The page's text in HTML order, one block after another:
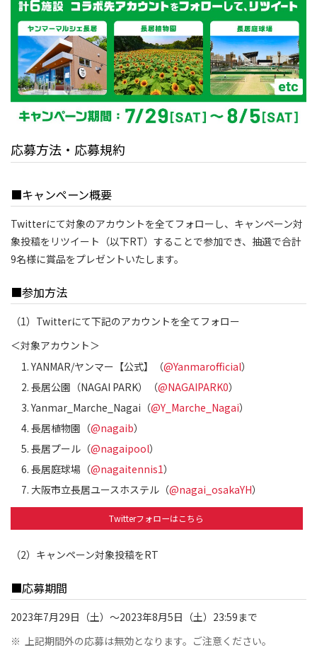
応募方法・応募規約
■キャンペーン概要
Twitterにて対象のアカウントを全てフォローし、キャンペーン対
象投稿をリツイート（以下RT）することで参加でき、抽選で合計
9名様に賞品をプレゼントいたします。
■参加方法
（1）Twitterにて下記のアカウントを全てフォロー
＜対象アカウント＞
YANMAR/ヤンマー【公式】（@Yanmarofficial）
長居公園（NAGAI PARK）（@NAGAIPARK0）
Yanmar_Marche_Nagai（@Y_Marche_Nagai）
長居植物園（@nagaib）
長居プール（@nagaipool）
長居庭球場（@nagaitennis1）
大阪市立長居ユースホステル（@nagai_osakaYH）
Twitterフォローはこちら
（2）キャンペーン対象投稿をRT
■応募期間
2023年7月29日（土）～2023年8月5日（土）23:59まで
※ 上記期間外の応募は無効となります。ご注意ください。